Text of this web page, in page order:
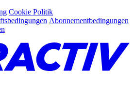
Cookie Politik
Abonnementbedingungen